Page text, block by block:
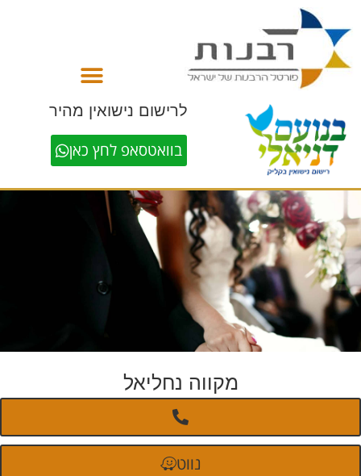
לרישום נישואין מהיר
בוואטסאפ לחץ כאן
מקווה נחליאל
נווט